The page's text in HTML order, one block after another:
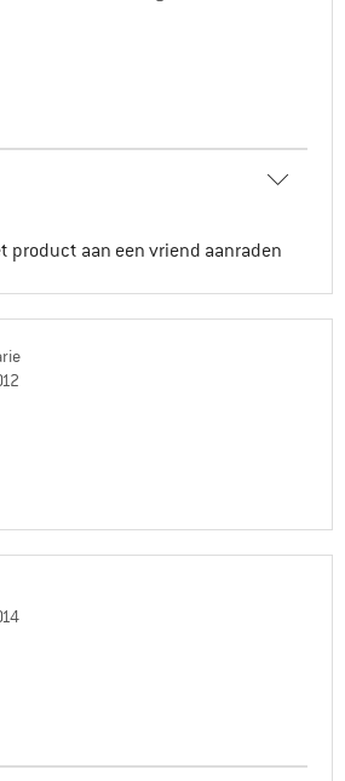
product aan een vriend aanraden